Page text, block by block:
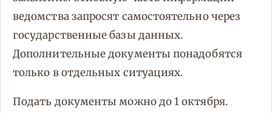
ведомства запросят самостоятельно через
государственные базы данных.
Дополнительные документы понадобятся
только в отдельных ситуациях.
Подать документы можно до 1 октября.